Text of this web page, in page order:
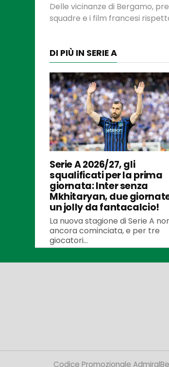
Delle vicinanze di Bergamo,
squadre e i film francesi
DI PIÙ IN SERIE A
Serie A 2026/27, gli
squalificati per la prima
giornata: Inter senza
Mkhitaryan, due
un jolly da fantacalcio!
La nuova stagione di Serie A
ancora cominciata, e per tre
giocatori...
Codice Promozionale